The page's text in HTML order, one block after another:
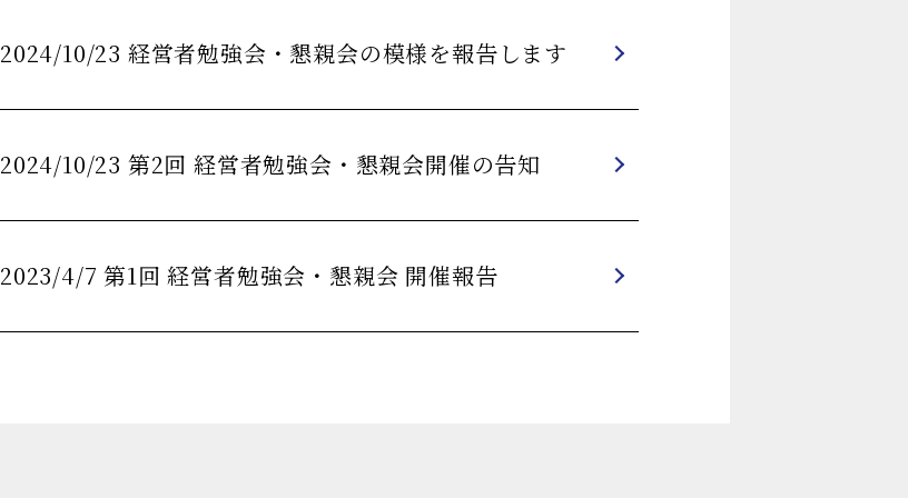
2024/10/23 経営者勉強会・懇親会の模様を報告します
2024/10/23 第2回 経営者勉強会・懇親会開催の告知
2023/4/7 第1回 経営者勉強会・懇親会 開催報告